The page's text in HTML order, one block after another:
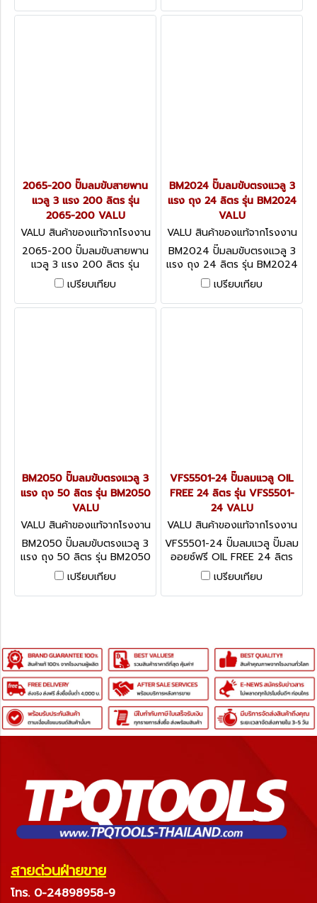
2065-200 ปั๊มลมขับสายพาน
แวลู 3 แรง 200 ลิตร รุ่น
2065-200 VALU
VALU สินค้าของแท้จากโรงงาน
2065-200
2065-200 ปั๊มลมขับสายพาน
แวลู 3 แรง 200 ลิตร รุ่น
2065-200 VALU
เปรียบเทียบ
BM2024 ปั๊มลมขับตรงแวลู 3
แรง ถุง 24 ลิตร รุ่น BM2024
VALU
VALU สินค้าของแท้จากโรงงาน
BM2024
BM2024 ปั๊มลมขับตรงแวลู 3
แรง ถุง 24 ลิตร รุ่น BM2024
VALU
เปรียบเทียบ
BM2050 ปั๊มลมขับตรงแวลู 3
แรง ถุง 50 ลิตร รุ่น BM2050
VALU
VALU สินค้าของแท้จากโรงงาน
BM2050
BM2050 ปั๊มลมขับตรงแวลู 3
แรง ถุง 50 ลิตร รุ่น BM2050
VALU
เปรียบเทียบ
VFS5501-24 ปั๊มลมแวลู OIL
FREE 24 ลิตร รุ่น VFS5501-
24 VALU
VALU สินค้าของแท้จากโรงงาน
VFS5501-24
VFS5501-24 ปั๊มลมแวลู ปั๊มลม
ออยซ์ฟรี OIL FREE 24 ลิตร
รุ่น VFS5501-24 VALU
เปรียบเทียบ
สายด่วนฝ่ายขาย
โทร. 0-24898958-9